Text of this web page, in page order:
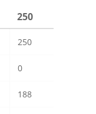
250
250
0
188